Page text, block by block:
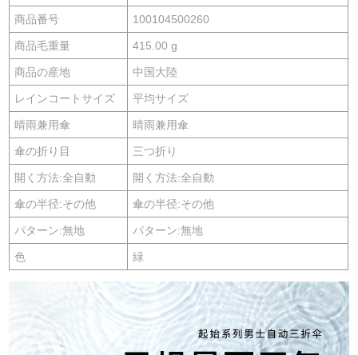
商品番号 100104500260
商品毛重量 415.00 g
商品の産地 中国大陸
レインコートサイズ 平均サイズ
晴雨兼用傘 晴雨兼用傘
傘の折り目 三つ折り
開く方法:全自動 開く方法:全自動
傘の半径:その他 傘の半径:その他
パターン:無地 パターン:無地
色 緑